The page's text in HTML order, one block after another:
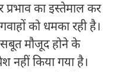
का इस्तेमाल कर
को धमका रही है।
मौजूद होने के
नहीं किया गया है।